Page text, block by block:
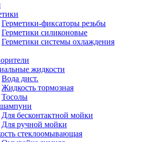
Герметики-фиксаторы резьбы
Герметики силиконовые
Герметики системы охлаждения
жидкости
Вода дист.
Жидкость тормозная
Тосолы
Для бесконтактной мойки
Для ручной мойки
стеклоомывающая